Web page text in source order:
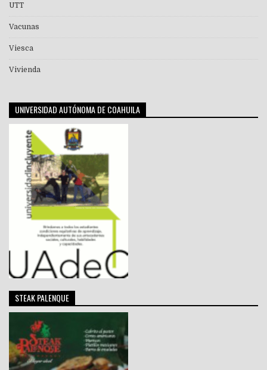
UTT
Vacunas
Viesca
Vivienda
UNIVERSIDAD AUTÓNOMA DE COAHUILA
STEAK PALENQUE